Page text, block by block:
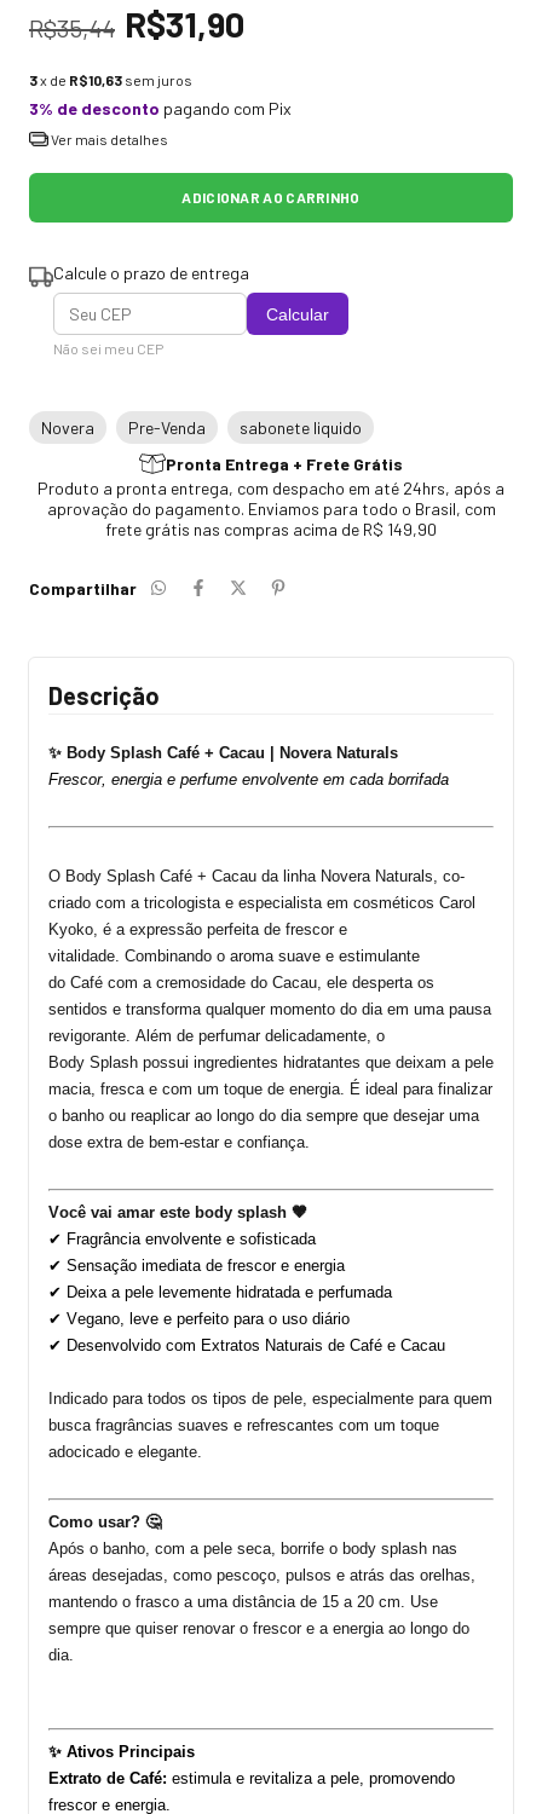
R$35,44 R$31,90
3x de R$10,63 sem juros
3% de desconto pagando com Pix
Ver mais detalhes
Calcule o prazo de entrega
Calcular
Não sei meu CEP
Novera Pre-Venda
sabonete liquido
Pronta Entrega + Frete Grátis
Produto a pronta entrega, com despacho em até 24hrs, após a
aprovação do pagamento. Enviamos para todo o Brasil, com
frete grátis nas compras acima de R$ 149,90
Compartilhar
Descrição
✨ Body Splash Café + Cacau | Novera Naturals
Frescor, energia e perfume envolvente em cada borrifada
O Body Splash Café + Cacau da linha Novera Naturals co-
criado com a tricologista e especialista em cosméticos Carol
Kyoko , é a expressão perfeita de frescor e
vitalidade. Combinando o aroma suave e estimulante
do Café com a cremosidade do Cacau , ele desperta os
sentidos e transforma qualquer momento do dia em uma pausa
revigorante. Além de perfumar delicadamente, o
Body Splash possui ingredientes hidratantes que deixam a pele
macia, fresca e com um toque de energia. É ideal para finalizar
o banho ou reaplicar ao longo do dia sempre que desejar uma
dose extra de bem-estar e confiança.
Você vai amar este body splash 🤎
✔ Fragrância envolvente e sofisticada
✔ Sensação imediata de frescor e energia
✔ Deixa a pele levemente hidratada e perfumada
✔ Vegano, leve e perfeito para o uso diário
✔ Desenvolvido com Extratos Naturais de Café e Cacau
Indicado para todos os tipos de pele, especialmente para quem
busca fragrâncias suaves e refrescantes com um toque
adocicado e elegante.
Como usar? 🤔
Após o banho, com a pele seca, borrife o body splash nas
áreas desejadas, como pescoço, pulsos e atrás das orelhas,
mantendo o frasco a uma distância de 15 a 20 cm.
Use
sempre que quiser renovar o frescor e a energia ao longo do
dia.
✨ Ativos Principais
Extrato de Café: estimula e revitaliza a pele, promovendo
frescor e energia.